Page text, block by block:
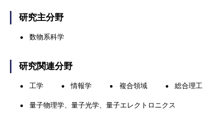
研究主分野
数物系科学
研究関連分野
工学 情報学 複合領域 総合理工
量子物理学、量子光学、量子エレクトロニクス